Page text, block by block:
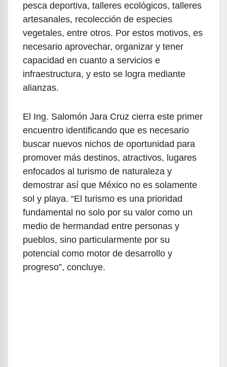
pesca deportiva, talleres ecológicos, talleres
artesanales, recolección de especies
vegetales, entre otros. Por estos motivos, es
necesario aprovechar, organizar y tener
capacidad en cuanto a servicios e
infraestructura, y esto se logra mediante
alianzas.
El Ing. Salomón Jara Cruz cierra este primer
encuentro identificando que es necesario
buscar nuevos nichos de oportunidad para
promover más destinos, atractivos, lugares
enfocados al turismo de naturaleza y
demostrar así que México no es solamente
sol y playa. “El turismo es una prioridad
fundamental no solo por su valor como un
medio de hermandad entre personas y
pueblos, sino particularmente por su
potencial como motor de desarrollo y
progreso”, concluye.